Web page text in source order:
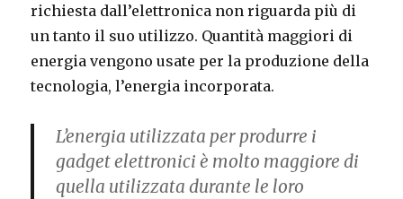
richiesta dall’elettronica non riguarda più di
un tanto il suo utilizzo. Quantità maggiori di
energia vengono usate per la produzione della
tecnologia, l’energia incorporata.
L’energia utilizzata per produrre i
gadget elettronici è molto maggiore di
quella utilizzata durante le loro